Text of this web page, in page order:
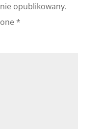
opublikowany.
*